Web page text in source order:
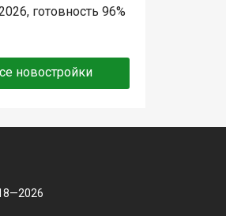
готовность 96%
новостройки